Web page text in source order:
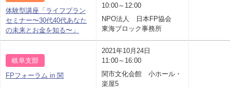
体験型講座「ライフプラン
セミナー〜30代40代あなた
の未来とお金を知る〜」
10:00～12:00
NPO法人 日本FP協会
東海ブロック事務所
岐阜支部
FPフォーラム in 関
2021年10月24日
11:00～16:00
関市文化会館 小ホール・
楽屋5